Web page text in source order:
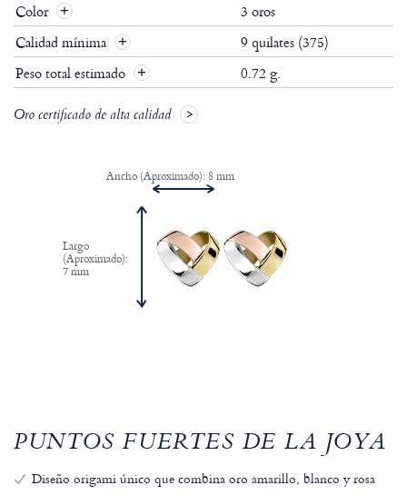
Color
3 oros
Calidad mínima
9 quilates (375)
Peso total estimado
0.72 g.
Oro certificado de alta calidad
Largo
(Aproximado):
7 mm
Ancho (Aproximado): 8 mm
PUNTOS FUERTES DE LA JOYA
Diseño origami único que combina oro amarillo, blanco y rosa